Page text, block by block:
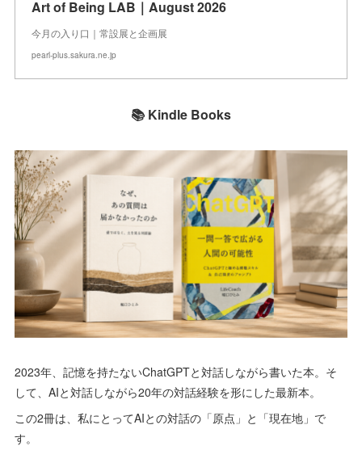
Art of Being LAB｜August 2026
今月の入り口｜常設展と企画展
pearl-plus.sakura.ne.jp
📚 Kindle Books
2023年、記憶を持たないChatGPTと対話しながら書いた本。そ
して、AIと対話しながら20年の対話経験を形にした最新本。
この2冊は、私にとってAIとの対話の「原点」と「現在地」で
す。